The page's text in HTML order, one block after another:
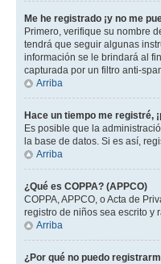
Me he registrado ¡y no me
Primero, verifique su nombre
tendrá que seguir algunas
información se le brindará al
capturada por un filtro anti-
Arriba
Hace un tiempo me registré,
Es posible que la
la base de datos. Si es así,
Arriba
¿Qué es COPPA? (APPCO)
COPPA, APPCO, o Acta de
registro de niños sea escrito y
Arriba
¿Por qué no puedo